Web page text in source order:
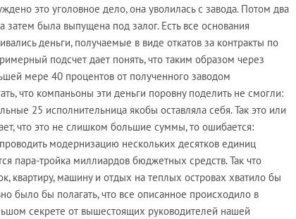
это уголовное дело, она уволилась с завода. Потом два
была выпущена под залог. Есть все основания
деньги, получаемые в виде откатов за контракты по
подсчет дает понять, что таким образом через
мере 40 процентов от полученного заводом
что компаньоны эти деньги поровну поделить не смогли:
25 исполнительница якобы оставляла себя. Так это или
что это не слишком большие суммы, то ошибается:
модернизацию нескольких десятков единиц
пара-тройка миллиардов бюджетных средств. Так что
квартиру, машину и отдых на теплых островах хватило бы
было бы полагать, что все описанное происходило в
секрете от вышестоящих руководителей нашей